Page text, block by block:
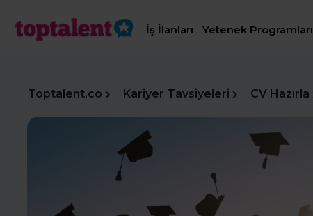
İş İlanları Yetenek Programları
Toptalent.co Kariyer Tavsiyeleri CV Hazırla